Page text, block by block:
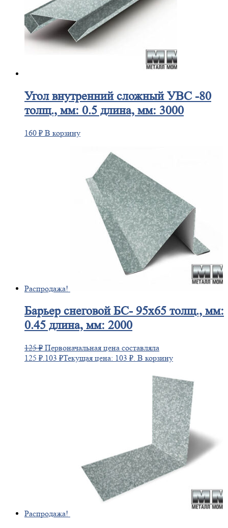
Уголвнутренний сложный УВС -80
толщ., мм: 0.5 длина, мм: 3000
160 ₽ В корзину
Распродажа!
Барьерснеговой БС- 95х65 толщ., мм:
0.45 длина, мм: 2000
125₽ Первоначальная цена составляла
125 ₽. 103 ₽Текущая цена: 103 ₽. В корзину
Распродажа!